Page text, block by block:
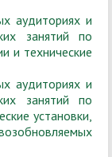
аудиториях и
занятий по
и технические
аудиториях и
занятий по
установки,